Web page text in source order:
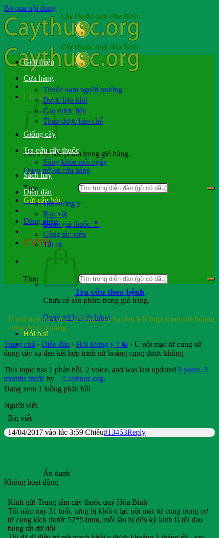
Bỏ qua nội dung
Giỏ hàng
Chưa có sản phẩm trong giỏ hàng.
Quay trở lại cửa hàng
Tìm:
Gửi câu hỏi
Đăng nhập
0 VND
Chưa có sản phẩm trong giỏ hàng.
Quay trở lại cửa hàng
Hỏi b.sĩ
Giới thiệu
Cửa hàng
Thuốc nam người mường
Dược liệu khô
Cao dược liệu
Thảo dược bào chế
Giống cây
Tra cứu cây thuốc
Sống khỏe mỗi ngày
Sách hay
Diễn đàn
Hỏi lương y
Rao vặt
Đánh giá thuốc 💊
Cộng tác viên
Tất cả
Tìm:
Tra cứu theo bệnh
U nội mạc tử cung sử dụng cây xạ đen kết hợp trinh nữ hoàng
cung được không
Trang chủ › Diễn đàn › Hỏi lương y ? ☯️ › U nội mạc tử cung sử
dụng cây xạ đen kết hợp trinh nữ hoàng cung được không
This topic has 1 phản hồi, 2 voice, and was last updated 9 years, 3
months trước by Cayhuoc org.
Đang xem 1 luồng phản hồi
Người viết
Bài viết
14/04/2017 vào lúc 3:59 Chiều#13453Reply
Ẩn danh
Không hoạt động
Kính gửi Trung tâm cây thuốc quý Hòa Bình
Tôi năm nay 31 tuổi, từng bị khối u lạc nội mạc tử cung trong cơ
tử cung kích thước 52*54mm, mỗi lần bị đến kỳ kinh là tôi đau
bụng rất dữ dội